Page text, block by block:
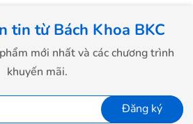
tin từ Bách Khoa BKC
mới nhất và các chương trình
khuyến mãi.
Đăng ký